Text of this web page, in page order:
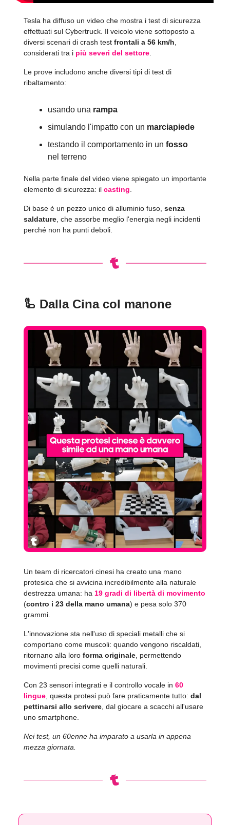
Tesla ha diffuso un video che mostra i test di sicurezza
effettuati sul Cybertruck. Il veicolo viene sottoposto a
diversi scenari di crash test frontali a 56 km/h,
considerati tra i più severi del settore.
Le prove includono anche diversi tipi di test di
ribaltamento:
usando una rampa
simulando l'impatto con un marciapiede
testando il comportamento in un fosso
nel terreno
Nella parte finale del video viene spiegato un importante
elemento di sicurezza: il casting.
Di base è un pezzo unico di alluminio fuso, senza
saldature, che assorbe meglio l'energia negli incidenti
perché non ha punti deboli.
🦾 Dalla Cina col manone
Un team di ricercatori cinesi ha creato una mano
protesica che si avvicina incredibilmente alla naturale
destrezza umana: ha 19 gradi di libertà di movimento
(contro i 23 della mano umana) e pesa solo 370
grammi.
L'innovazione sta nell'uso di speciali metalli che si
comportano come muscoli: quando vengono riscaldati,
ritornano alla loro forma originale , permettendo
movimenti precisi come quelli naturali.
Con 23 sensori integrati e il controllo vocale in 60
lingue , questa protesi può fare praticamente tutto: dal
pettinarsi allo scrivere , dal giocare a scacchi all'usare
uno smartphone.
Nei test, un 60enne ha imparato a usarla in appena
mezza giornata.